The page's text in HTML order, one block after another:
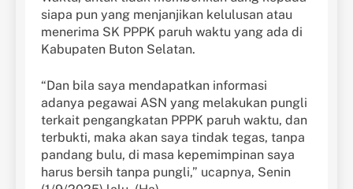
siapa pun yang menjanjikan kelulusan atau
menerima SK PPPK paruh waktu yang ada di
Kabupaten Buton Selatan.
“Dan bila saya mendapatkan informasi
adanya pegawai ASN yang melakukan pungli
terkait pengangkatan PPPK paruh waktu, dan
terbukti, maka akan saya tindak tegas, tanpa
pandang bulu, di masa kepemimpinan saya
harus bersih tanpa pungli,” ucapnya, Senin